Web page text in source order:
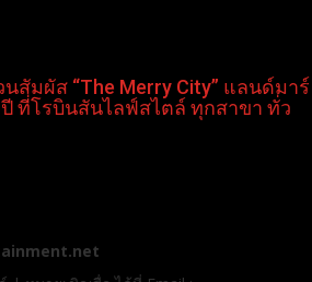
สัมผัส “The Merry City” แลนด์มาร์
ที่โรบินสันไลฟ์สไตล์ ทุกสาขา ทั่ว